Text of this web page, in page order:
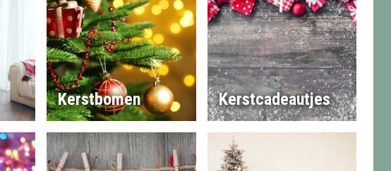
Kerstbomen Kerstcadeautjes